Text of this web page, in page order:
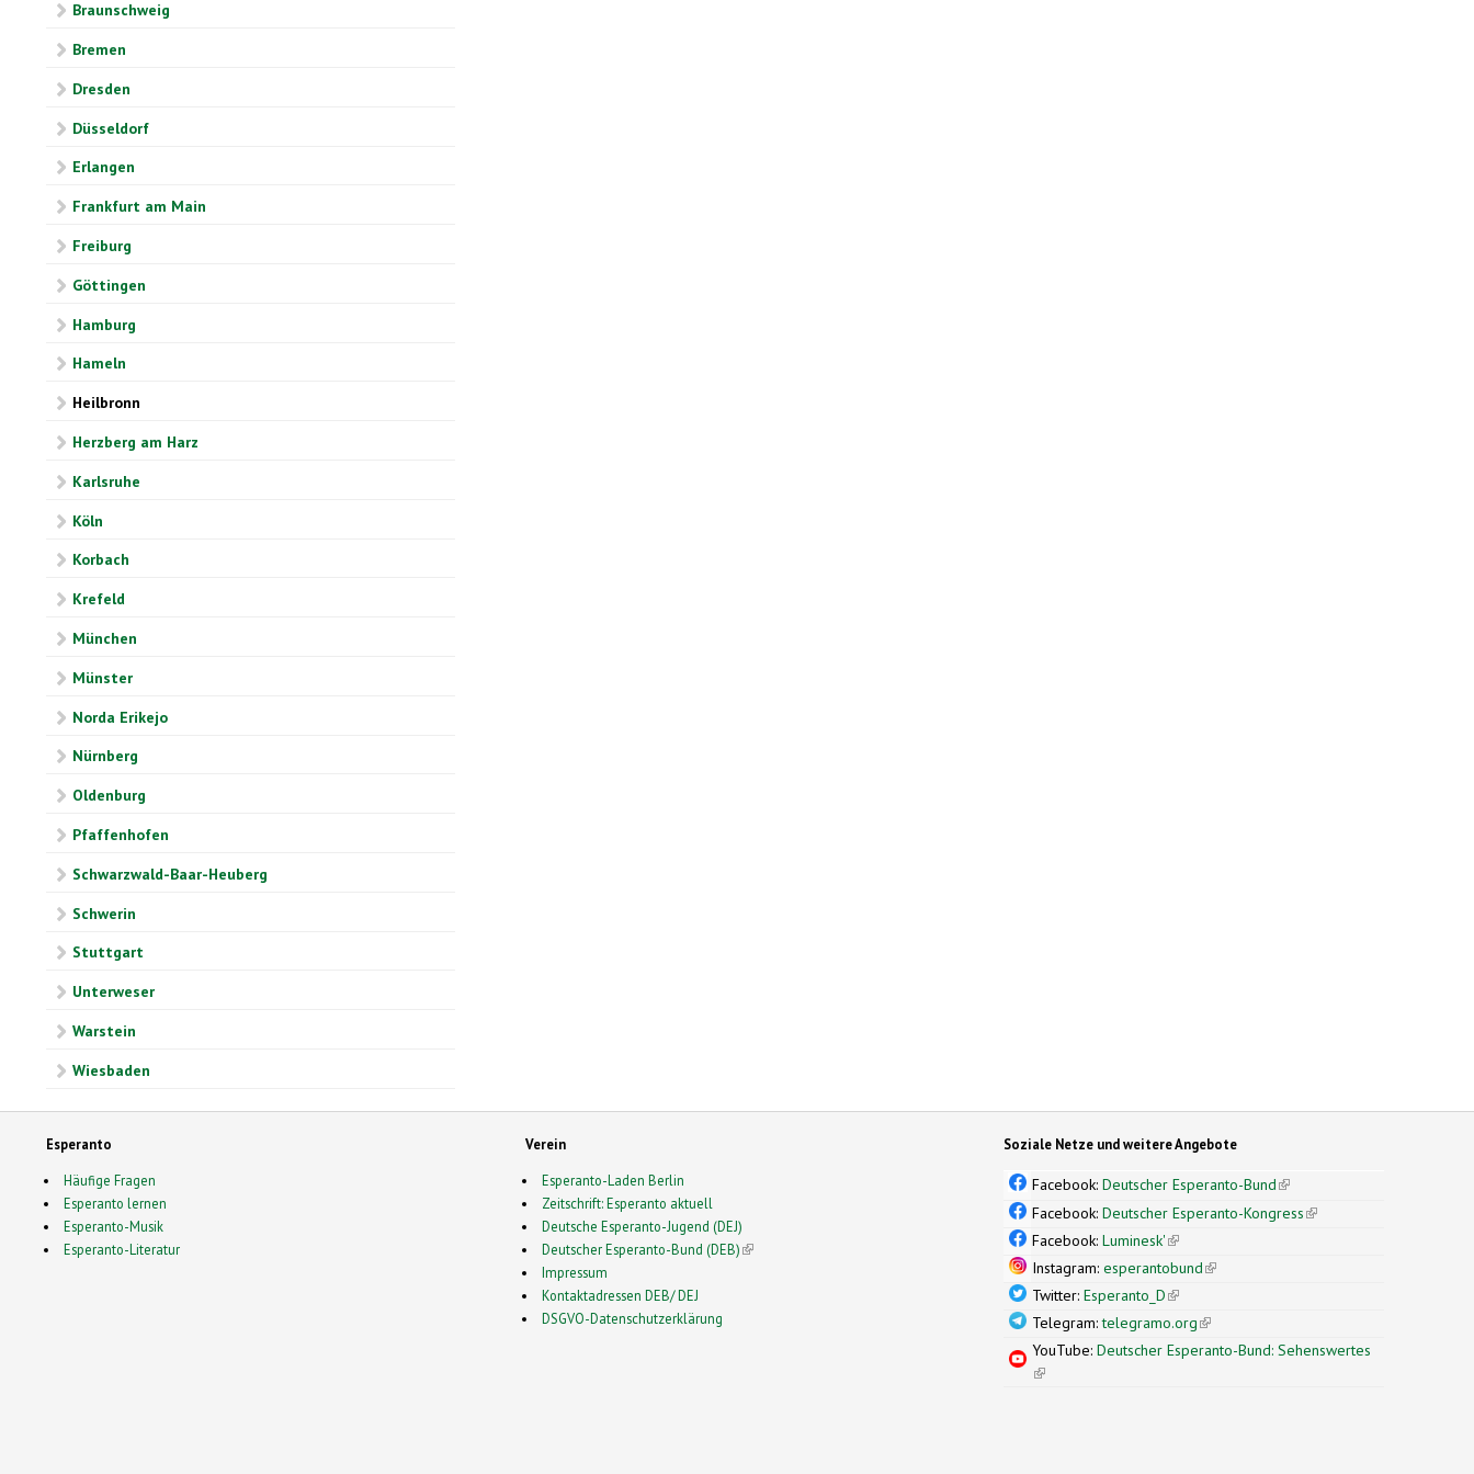
Braunschweig
Bremen
Dresden
Düsseldorf
Erlangen
Frankfurt am Main
Freiburg
Göttingen
Hamburg
Hameln
Heilbronn
Herzberg am Harz
Karlsruhe
Köln
Korbach
Krefeld
München
Münster
Norda Erikejo
Nürnberg
Oldenburg
Pfaffenhofen
Schwarzwald-Baar-Heuberg
Schwerin
Stuttgart
Unterweser
Warstein
Wiesbaden
Esperanto
Häufige Fragen
Esperanto lernen
Esperanto-Musik
Esperanto-Literatur
Verein
Esperanto-Laden Berlin
Zeitschrift: Esperanto aktuell
Deutsche Esperanto-Jugend (DEJ)
Deutscher Esperanto-Bund (DEB)(link is external)
Impressum
Kontaktadressen DEB/ DEJ
DSGVO-Datenschutzerklärung
Soziale Netze und weitere Angebote
Facebook:Deutscher Esperanto-Bund(link is external)
Facebook:Deutscher Esperanto-Kongress(link is external)
Facebook:Luminesk'(link is external)
Instagram:esperantobund(link is external)
Twitter:Esperanto_D(link is external)
Telegram:telegramo.org(link is external)
YouTube:Deutscher Esperanto-Bund: Sehenswertes
(link is external)